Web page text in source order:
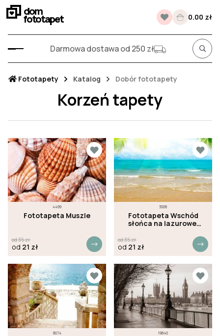
dom
fototapet 0.00 zł
Darmowa dostawa od 250 zł
Fototapety Katalog Dobór fototapety
Korzeń tapety
4499
Fototapeta Muszle
od35zł
od 21 zł
3008
Fototapeta Wschód
słońca na lazurowej
od35zł
od 21 zł
8074 19840